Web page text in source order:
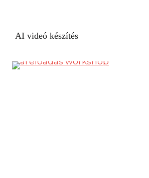
AI videó készítés